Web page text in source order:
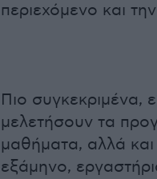
περιεχόμενο και
Πιο συγκεκριμένα,
μελετήσουν τα
μαθήματα, αλλά
εξάμηνο,